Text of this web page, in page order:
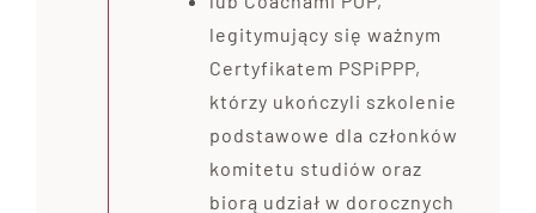
legitymujący się ważnym
Certyfikatem PSPiPPP,
którzy ukończyli szkolenie
podstawowe dla członków
komitetu studiów oraz
biorą udział w dorocznych